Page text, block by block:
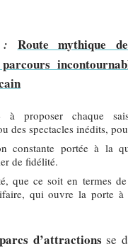
Route mythique
à proposer chaque
des spectacles inédits,
constante portée à la
de fidélité.
que ce soit en termes
qui ouvre la porte
d’attractions se